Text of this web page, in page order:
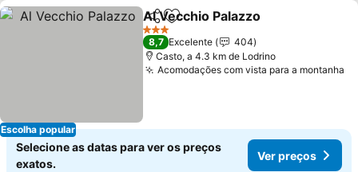
Escolha popular
PartilharAdicionar aos favoritos
Al Vecchio Palazzo
3 Estrelas
8,7 Excelente
404
Casto, a 4.3 km de Lodrino
Acomodações com vista para a montanha
Selecione as datas para ver os preços
exatos.
Ver preços